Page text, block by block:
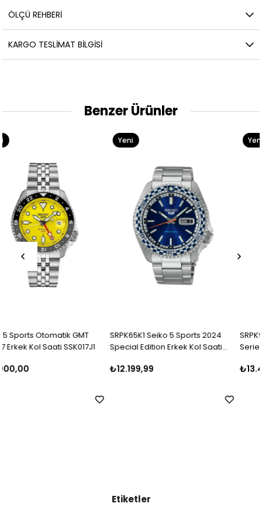
ÖLÇÜ REHBERI
KARGO TESLIMAT BILGISI
Benzer Ürünler
SRPK65K1 Seiko 5 Sports 2024
Special Edition Erkek Kol Saati
₺12.199,99
SRPK97K1 Seiko 5 Sports SKX
Series Erkek Kol Saati SRPK97K
₺13.499,00
Etiketler